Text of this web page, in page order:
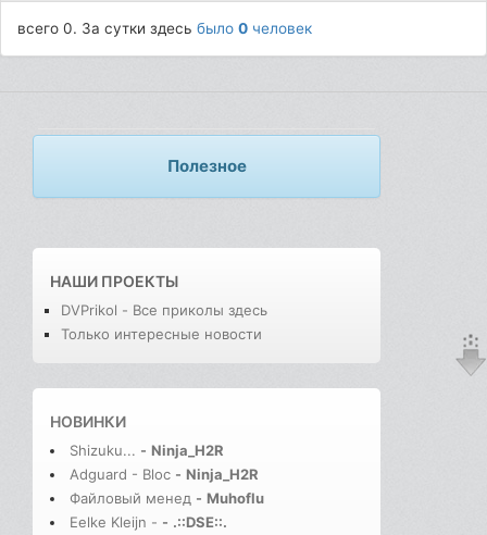
всего 0. За сутки здесьбыло0 человек
Полезное
НАШИ ПРОЕКТЫ
DVPrikol - Все приколы здесь
Только интересные новости
НОВИНКИ
Shizuku... - Ninja_H2R
Adguard - Bloc - Ninja_H2R
Файловый менед - Muhoflu
Eelke Kleijn - - .::DSE::.